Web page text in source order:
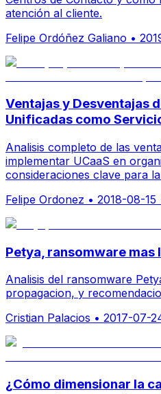
atención al cliente.
Felipe Ordóñez Galiano •
Ventajas y Desventajas
Unificadas como
Analisis completo de las
implementar UCaaS en
consideraciones clave para
Felipe Ordonez • 2018-08-15
Petya, ransomware mas
Analisis del ransomware
propagacion, y
Cristian Palacios • 2017-07-
¿Cómo dimensionar la